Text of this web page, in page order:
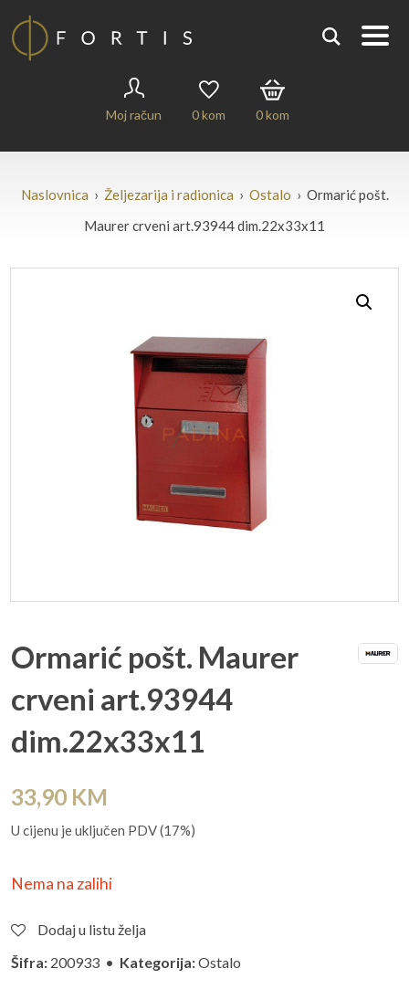
Moj račun 0kom 0kom
Naslovnica › Željezarija i radionica › Ostalo › Ormarić pošt.
Maurer crveni art.93944 dim.22x33x11
Ormarić pošt. Maurer
crveni art.93944
dim.22x33x11
33,90 KM
U cijenu je uključen PDV (17%)
Nema na zalihi
Dodaj u listu želja
Šifra: 200933 • Kategorija:Ostalo